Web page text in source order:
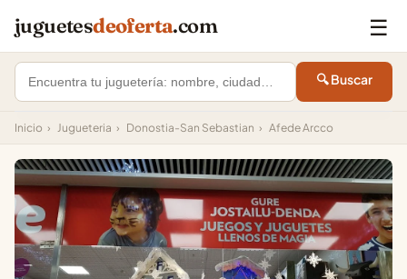
juguetesdeoferta.com ☰
🔍 Buscar
Inicio › Jugueteria › Donostia-San Sebastian › Afede Arcco